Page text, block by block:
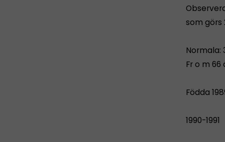
som görs
Normala:
Fr o m 66
Födda
1990-